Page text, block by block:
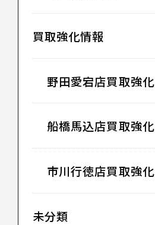
買取強化情報
野田愛宕店買取強化
船橋馬込店買取強化
市川行徳店買取強化
未分類